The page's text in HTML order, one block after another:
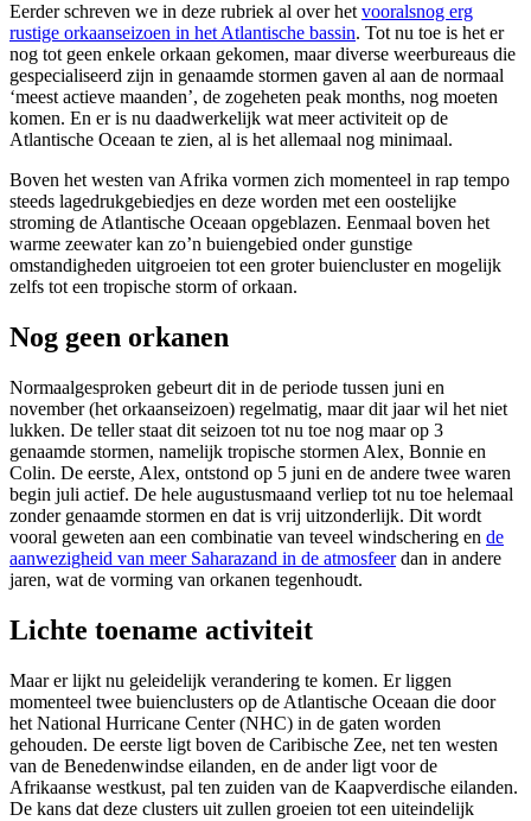
Eerder schreven we in deze rubriek al over het vooralsnog erg
rustige orkaanseizoen in het Atlantische bassin. Tot nu toe is het er
nog tot geen enkele orkaan gekomen, maar diverse weerbureaus die
gespecialiseerd zijn in genaamde stormen gaven al aan de normaal
‘meest actieve maanden’, de zogeheten peak months, nog moeten
komen. En er is nu daadwerkelijk wat meer activiteit op de
Atlantische Oceaan te zien, al is het allemaal nog minimaal.
Boven het westen van Afrika vormen zich momenteel in rap tempo
steeds lagedrukgebiedjes en deze worden met een oostelijke
stroming de Atlantische Oceaan opgeblazen. Eenmaal boven het
warme zeewater kan zo’n buiengebied onder gunstige
omstandigheden uitgroeien tot een groter buiencluster en mogelijk
zelfs tot een tropische storm of orkaan.
Nog geen orkanen
Normaalgesproken gebeurt dit in de periode tussen juni en
november (het orkaanseizoen) regelmatig, maar dit jaar wil het niet
lukken. De teller staat dit seizoen tot nu toe nog maar op 3
genaamde stormen, namelijk tropische stormen Alex, Bonnie en
Colin. De eerste, Alex, ontstond op 5 juni en de andere twee waren
begin juli actief. De hele augustusmaand verliep tot nu toe helemaal
zonder genaamde stormen en dat is vrij uitzonderlijk. Dit wordt
vooral geweten aan een combinatie van teveel windschering en de
aanwezigheid van meer Saharazand in de atmosfeerdan in andere
jaren, wat de vorming van orkanen tegenhoudt.
Lichte toename activiteit
Maar er lijkt nu geleidelijk verandering te komen. Er liggen
momenteel twee buienclusters op de Atlantische Oceaan die door
het National Hurricane Center (NHC) in de gaten worden
gehouden. De eerste ligt boven de Caribische Zee, net ten westen
van de Benedenwindse eilanden, en de ander ligt voor de
Afrikaanse westkust, pal ten zuiden van de Kaapverdische eilanden.
De kans dat deze clusters uit zullen groeien tot een uiteindelijk